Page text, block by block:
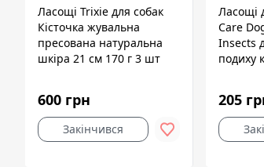
Ласощі Trixie для собак
Кісточка жувальна
пресована натуральна
шкіра 21 см 170 г 3 шт
600 грн
Закінчився
Ласощі
Care
Insects
подиху
205